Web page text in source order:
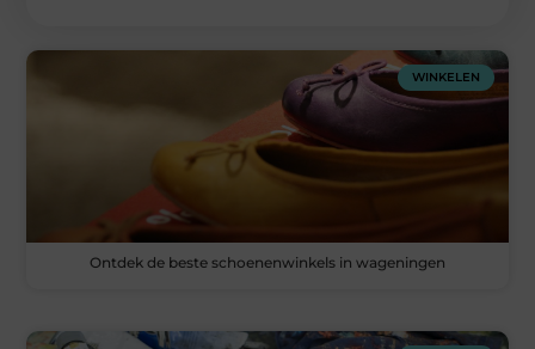
WINKELEN
Ontdek de beste schoenenwinkels in wageningen